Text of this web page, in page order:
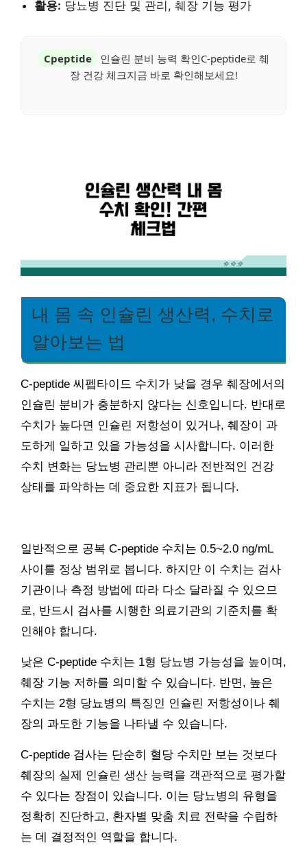
활용: 당뇨병 진단 및 관리, 췌장 기능 평가
Cpeptide
인슐린 분비 능력 확인C-peptide로 췌
장 건강 체크지금 바로 확인해보세요!
내 몸 속 인슐린 생산력, 수치로
알아보는 법
C-peptide 씨펩타이드 수치가 낮을 경우 췌장에서의
인슐린 분비가 충분하지 않다는 신호입니다. 반대로
수치가 높다면 인슐린 저항성이 있거나, 췌장이 과
도하게 일하고 있을 가능성을 시사합니다. 이러한
수치 변화는 당뇨병 관리뿐 아니라 전반적인 건강
상태를 파악하는 데 중요한 지표가 됩니다.
일반적으로 공복 C-peptide 수치는 0.5~2.0 ng/mL
사이를 정상 범위로 봅니다. 하지만 이 수치는 검사
기관이나 측정 방법에 따라 다소 달라질 수 있으므
로, 반드시 검사를 시행한 의료기관의 기준치를 확
인해야 합니다.
낮은 C-peptide 수치는 1형 당뇨병 가능성을 높이며,
췌장 기능 저하를 의미할 수 있습니다. 반면, 높은
수치는 2형 당뇨병의 특징인 인슐린 저항성이나 췌
장의 과도한 기능을 나타낼 수 있습니다.
C-peptide 검사는 단순히 혈당 수치만 보는 것보다
췌장의 실제 인슐린 생산 능력을 객관적으로 평가할
수 있다는 장점이 있습니다. 이는 당뇨병의 유형을
정확히 진단하고, 환자별 맞춤 치료 전략을 수립하
는 데 결정적인 역할을 합니다.